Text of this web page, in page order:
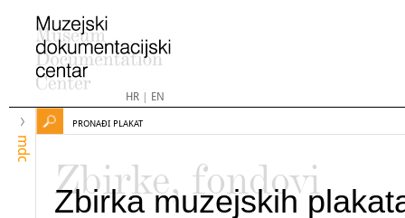
HR| EN
mdc
PRONAĐI PLAKAT
Zbirke, fondovi
Zbirka muzejskih